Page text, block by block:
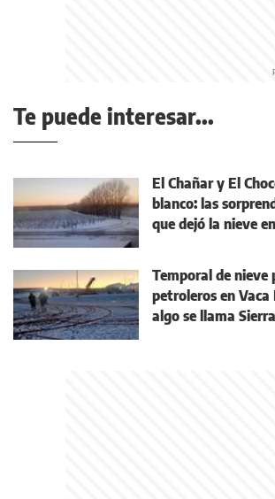
Te puede interesar...
El Chañar y El
blanco: las
que dejó la nieve
Temporal de nieve
petroleros en
algo se llama